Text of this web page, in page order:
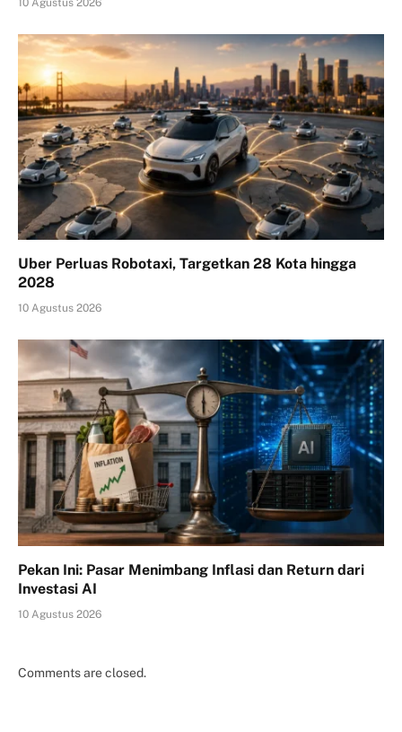
Uber Perluas Robotaxi, Targetkan 28 Kota hingga
2028
10 Agustus 2026
Pekan Ini: Pasar Menimbang Inflasi dan Return dari
Investasi AI
10 Agustus 2026
Comments are closed.